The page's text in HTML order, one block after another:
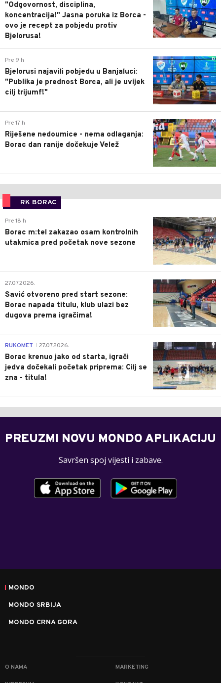
"Odgovornost, disciplina,
koncentracija!" Jasna poruka iz Borca -
ovo je recept za pobjedu protiv
Bjelorusa!
0
Pre 9 h
Bjelorusi najavili pobjedu u Banjaluci:
"Publika je prednost Borca, ali je uvijek
cilj trijumf!"
0
Pre 17 h
Riješene nedoumice - nema odlaganja:
Borac dan ranije dočekuje Velež
RK BORAC
0
Pre 18 h
Borac m:tel zakazao osam kontrolnih
utakmica pred početak nove sezone
0
27.07.2026.
Savić otvoreno pred start sezone:
Borac napada titulu, klub ulazi bez
dugova prema igračima!
0
RUKOMET 27.07.2026.
Borac krenuo jako od starta, igrači
jedva dočekali početak priprema: Cilj se
zna - titula!
PREUZMI NOVU MONDO APLIKACIJU
Savršen spoj vijesti i zabave.
MONDO
MONDO SRBIJA
MONDO CRNA GORA
O NAMA MARKETING